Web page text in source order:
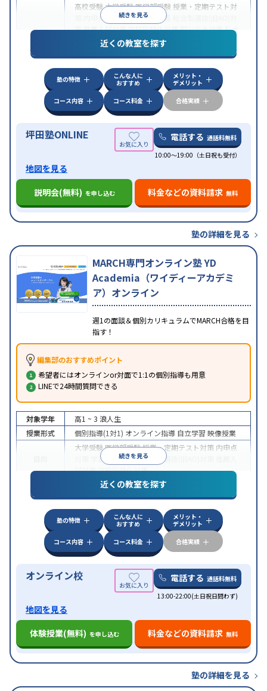
続きを見る
高校受験大学受験医学部受験 授業・定期テスト対
内申点対策学習習慣の定着
策推薦入試対策学校別特化対策国公立大対策私大
共通テスト対策英検(英語検定)対策
その
特徴
中高一貫校生に対応授業の振替可能 不登校生に対
学習にPC・タブレットを利用オンライン対応
科目から受講可能季節講習のみの受講可発達障害
の子どもに対応
近くの教室を探す
塾の特徴
こんな人に
おすすめ
メリット・
デメリット
コース内容
コース料金 合格実績
坪田塾ONLINE 電話する 通話料無料
10:00～19:00（土日祝も受付）
地図を見る
説明会(無料) を申し込む 料金などの資料請求 無料
塾の詳細を見る
MARCH専門オンライン塾 YD
Academia（ワイディーアカデミ
ア）オンライン
週1の面談＆個別カリキュラムでMARCH合格を目
指す！
編集部のおすすめポイント
希望者にはオンラインor対面で1:1の個別指導も用意
LINEで24時間質問できる
続きを見る
対象学年 高1 ~ 3 浪人生
授業形式
個別指導(1対1) オンライン指導 自立学習 映像授業
大学受験医学部受験授業・定期テスト対策 内申点
学習習慣の定着 総合型選抜(旧AO)対策
試対策学校別特化対策
特徴
中高一貫校生に対応授業の振替可能
学習にPC・タブレットを利用オンライン対応1
科目から受講可能
近くの教室を探す
塾の特徴
こんな人に
おすすめ
メリット・
デメリット
コース内容
コース料金 合格実績
オンライン校 電話する 通話料無料
13:00-22:00(土日祝日問わず)
地図を見る
体験授業(無料) を申し込む 料金などの資料請求 無料
塾の詳細を見る